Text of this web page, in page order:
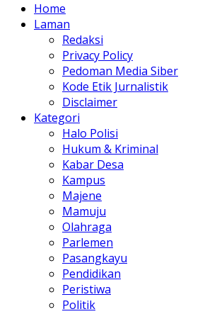
Home
Laman
Redaksi
Privacy Policy
Pedoman Media Siber
Kode Etik Jurnalistik
Disclaimer
Kategori
Halo Polisi
Hukum & Kriminal
Kabar Desa
Kampus
Majene
Mamuju
Olahraga
Parlemen
Pasangkayu
Pendidikan
Peristiwa
Politik